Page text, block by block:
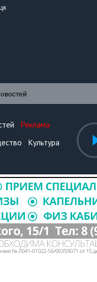
Реклама
Культура